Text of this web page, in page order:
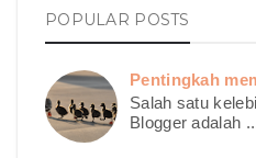
POPULAR POSTS
Pentingkah
Salah satu
Blogger adalah